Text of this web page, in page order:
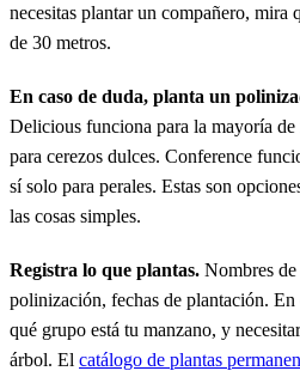
necesitas plantar un compañero, mira
de 30 metros.
En caso de duda, planta un
Delicious funciona para la mayoría
para cerezos dulces. Conference
sí solo para perales. Estas son
las cosas simples.
Registra lo que plantas. Nombres
polinización, fechas de plantación. En
qué grupo está tu manzano, y
árbol. El catálogo de plantas